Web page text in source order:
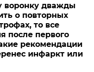
воронку дважды
о повторных
то все
после первого
рекомендации
инфаркт или